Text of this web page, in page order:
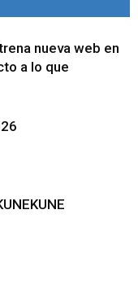
nueva web en
a lo que